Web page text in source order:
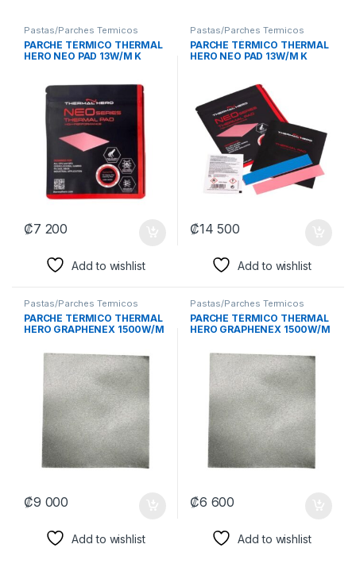
Pastas/Parches Termicos
PARCHE TÉRMICO THERMAL
HERO NEO PAD 13W/M K
ROSADO
₡7 200
Add to wishlist
Pastas/Parches Termicos
PARCHE TÉRMICO THERMAL
HERO NEO PAD 13W/M K
₡14 500
Add to wishlist
Pastas/Parches Termicos
PARCHE TÉRMICO THERMAL
HERO GRAPHENEX 1500W/M
100x100MM TH-790100
₡9 000
Add to wishlist
Pastas/Parches Termicos
PARCHE TÉRMICO THERMAL
HERO GRAPHENEX 1500W/M
51x68MM TH-790051
₡6 600
Add to wishlist